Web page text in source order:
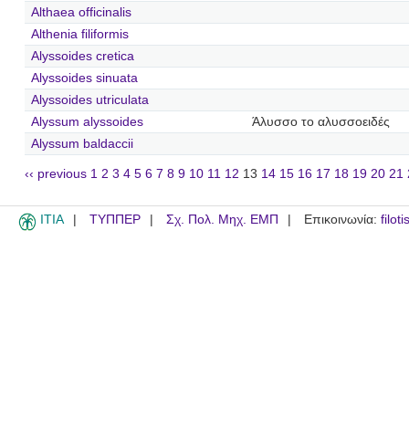
Althaea officinalis
Althenia filiformis
Alyssoides cretica
Alyssoides sinuata
Alyssoides utriculata
Alyssum alyssoides
Άλυσσο το αλυσσοειδές
Alyssum baldaccii
‹‹ previous 1 2 3 4 5 6 7 8 9 10 11 12 13 14 15 16 17 18 19 20 21
ITIA ΤΥΠΠΕΡ Σχ. Πολ. Μηχ. ΕΜΠ Επικοινωνία: